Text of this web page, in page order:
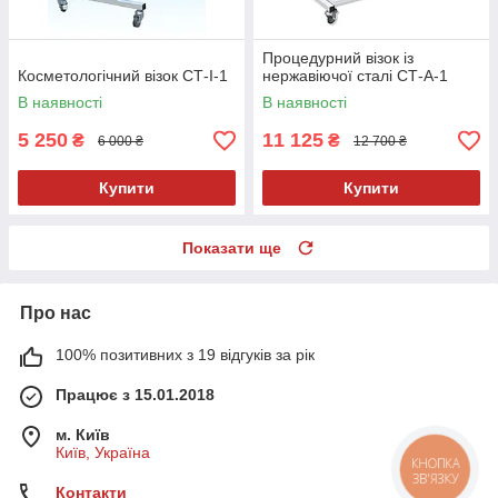
Косметологічний візок СТ-I-1
В наявності
5 250 ₴ 6 000 ₴
Купити
Процедурний візок із
нержавіючої сталі СТ-А-1
В наявності
11 125 ₴ 12 700 ₴
Купити
Показати ще
Про нас
100% позитивних з 19 відгуків за рік
Працює з 15.01.2018
м. Київ
Київ, Україна
Контакти
КНОПКА
ЗВ'ЯЗКУ